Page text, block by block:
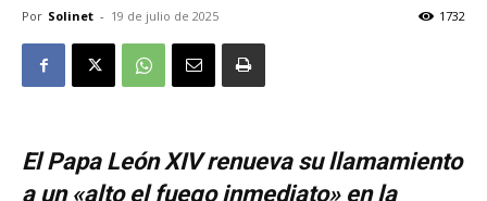
Por Solinet - 19 de julio de 2025 1732
El Papa León XIV renueva su llamamiento
a un «alto el fuego inmediato» en la